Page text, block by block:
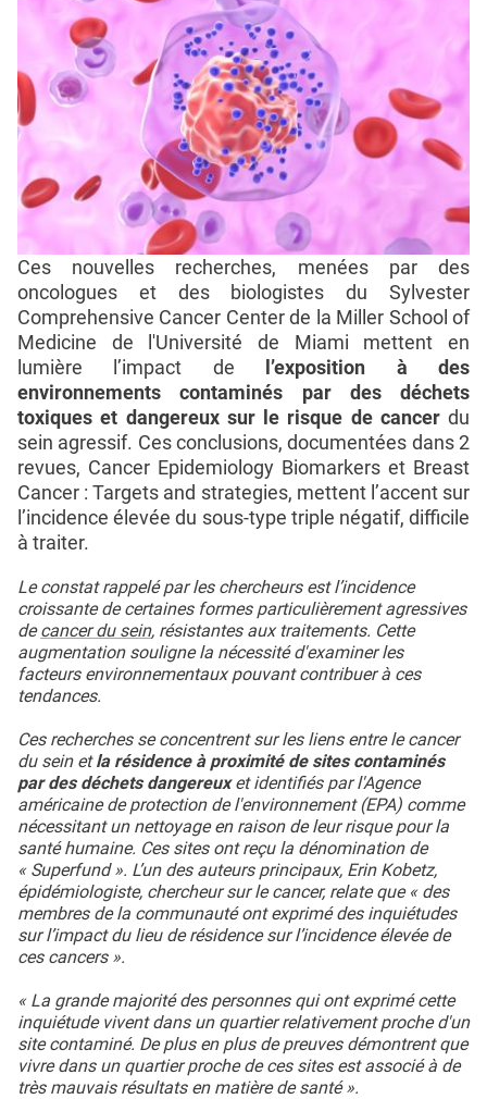
Ces nouvelles recherches, menées par des
oncologues et des biologistes du Sylvester
Comprehensive Cancer Center de la Miller School of
Medicine de l'Université de Miami mettent en
lumière l’impact de l’exposition à des
environnements contaminés par des déchets
toxiques et dangereux sur le risque de cancer du
sein agressif. Ces conclusions, documentées dans 2
revues, Cancer Epidemiology Biomarkers et Breast
Cancer : Targets and strategies, mettent l’accent sur
l’incidence élevée du sous-type triple négatif, difficile
à traiter.
Le constat rappelé par les chercheurs est l’incidence
croissante de certaines formes particulièrement agressives
decancer du sein, résistantes aux traitements. Cette
augmentation souligne la nécessité d'examiner les
facteurs environnementaux pouvant contribuer à ces
tendances.
Ces recherches se concentrent sur les liens entre le cancer
du sein etla résidence à proximité de sites contaminés
par des déchets dangereuxet identifiés par l'Agence
américaine de protection de l'environnement (EPA) comme
nécessitant un nettoyage en raison de leur risque pour la
santé humaine. Ces sites ont reçu la dénomination de
« Superfund ». L’un des auteurs principaux, Erin Kobetz,
épidémiologiste, chercheur sur le cancer, relate que « des
membres de la communauté ont exprimé des inquiétudes
sur l’impact du lieu de résidence sur l’incidence élevée de
ces cancers ».
« La grande majorité des personnes qui ont exprimé cette
inquiétude vivent dans un quartier relativement proche d'un
site contaminé. De plus en plus de preuves démontrent que
vivre dans un quartier proche de ces sites est associé à de
très mauvais résultats en matière de santé ».